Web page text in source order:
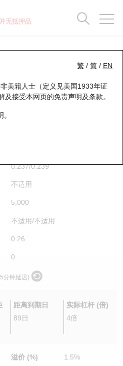
无抵押品
繁 / 简 / EN
美籍人士（定义见美国1933年证
及接受本网页的免责声明及条款。
0700 腾讯控股
0.237/0.239
不适用
5,000
不适用/不适用
0.26
0
分钟延迟)
距离到期日
89日
实际杠杆 (倍)
4倍
溢价 (%) 1.5%